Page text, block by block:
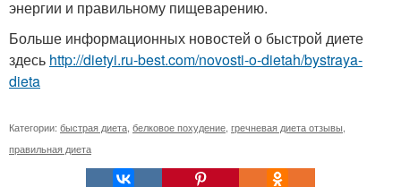
энергии и правильному пищеварению.
Больше информационных новостей о быстрой диете
здесь http://dietyi.ru-best.com/novosti-o-dietah/bystraya-
dieta
Категории: быстрая диета белковое похудение гречневая диета отзывы
правильная диета